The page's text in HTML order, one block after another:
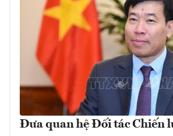
Đưa quan hệ Đối tác Chiến